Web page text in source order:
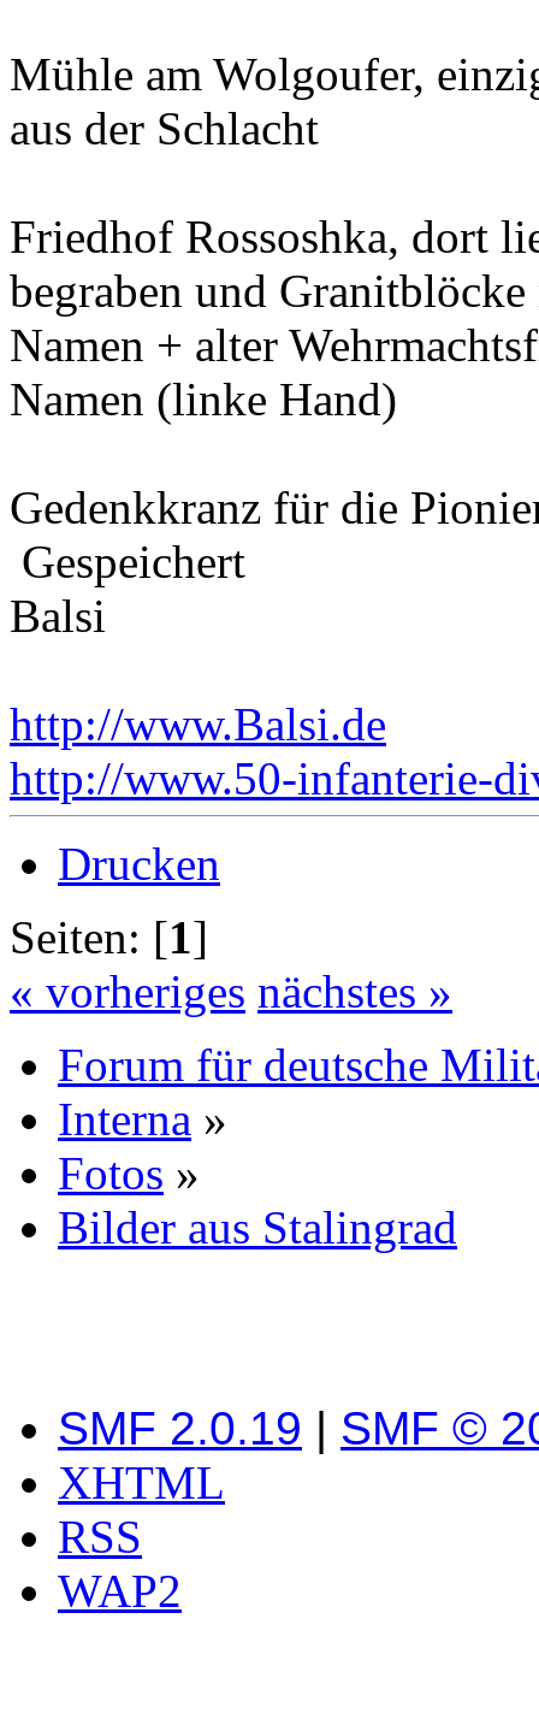
Mühle am Wolgoufer,
aus der Schlacht
Friedhof Rossoshka, dort
begraben und
Namen + alter
Namen (linke Hand)
Gedenkkranz für die
Gespeichert
Balsi
http://www.Balsi.de
http://www.50-infanterie-
Drucken
Seiten: [1]
« vorheriges nächstes »
Forum für deutsche
Interna »
Fotos »
Bilder aus Stalingrad
SMF 2.0.19 | SMF ©
XHTML
RSS
WAP2